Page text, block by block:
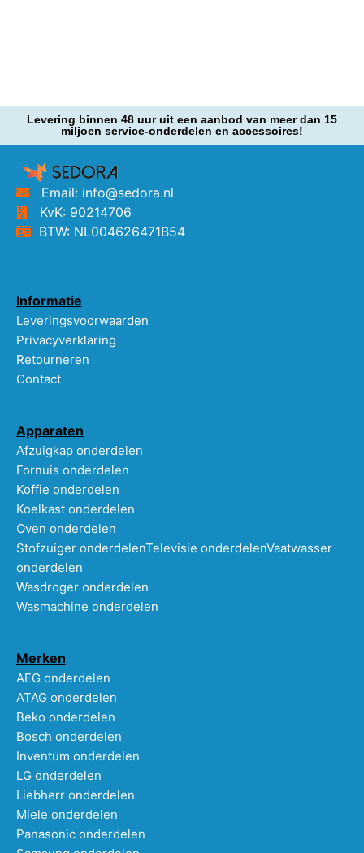
Levering binnen 48 uur uit een aanbod van meer dan 15
miljoen service-onderdelen en accessoires!
Email: info@sedora.nl
KvK: 90214706
BTW: NL004626471B54
Informatie
Leveringsvoorwaarden
Privacyverklaring
Retourneren
Contact
Apparaten
Afzuigkap onderdelen
Fornuis onderdelen
Koffie onderdelen
Koelkast onderdelen
Oven onderdelen
Stofzuiger onderdelenTelevisie onderdelenVaatwasser
onderdelen
Wasdroger onderdelen
Wasmachine onderdelen
Merken
AEG onderdelen
ATAG onderdelen
Beko onderdelen
Bosch onderdelen
Inventum onderdelen
LG onderdelen
Liebherr onderdelen
Miele onderdelen
Panasonic onderdelen